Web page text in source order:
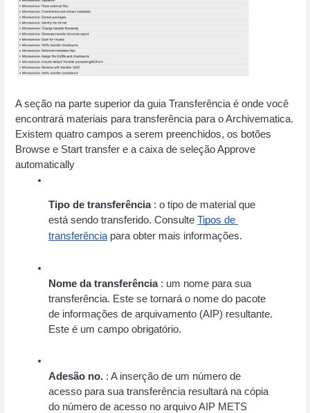
A seção na parte superior da guia Transferência é onde você
encontrará materiais para transferência para o Archivematica.
Existem quatro campos a serem preenchidos, os botões
Browse e Start transfer e a caixa de seleção Approve
automatically
Tipo de transferência : o tipo de material que
está sendo transferido. Consulte Tipos de
transferência para obter mais informações.
Nome da transferência : um nome para sua
transferência. Este se tornará o nome do pacote
de informações de arquivamento (AIP) resultante.
Este é um campo obrigatório.
Adesão no. : A inserção de um número de
acesso para sua transferência resultará na cópia
do número de acesso no arquivo AIP METS